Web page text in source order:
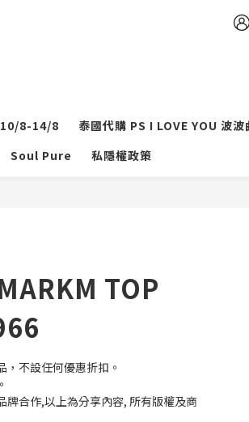
8-14/8
泰國代購 PS I LOVE YOU 波波
Soul Pure
私隱權政策
TOP
不設任何優惠折扣。
合作,以上為分享內容, 所有版權及商